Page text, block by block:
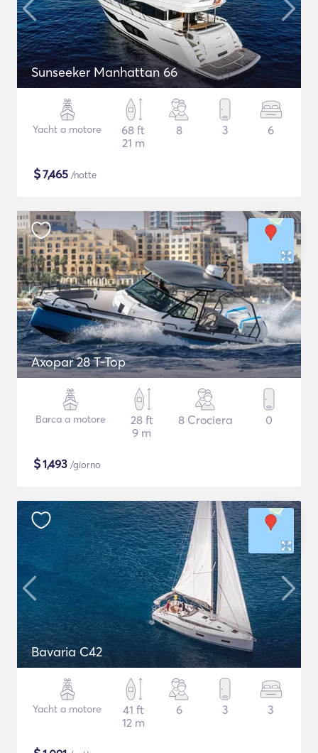
Sunseeker Manhattan 66
Yacht a motore
68 ft
21 m
8 3 6
$7,465 /notte
Axopar 28 T-Top
Barca a motore
28 ft
9 m
8 Crociera 0
$1,493 /giorno
Bavaria C42
Yacht a motore
41 ft
12 m
6 3 3